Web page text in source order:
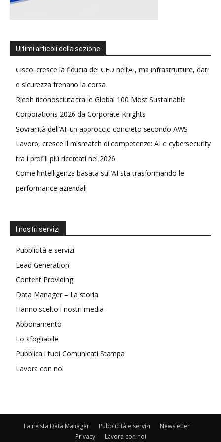
Ultimi articoli della sezione
Cisco: cresce la fiducia dei CEO nell’AI, ma infrastrutture, dati
e sicurezza frenano la corsa
Ricoh riconosciuta tra le Global 100 Most Sustainable
Corporations 2026 da Corporate Knights
Sovranità dell’AI: un approccio concreto secondo AWS
Lavoro, cresce il mismatch di competenze: AI e cybersecurity
tra i profili più ricercati nel 2026
Come l’intelligenza basata sull’AI sta trasformando le
performance aziendali
I nostri servizi
Pubblicità e servizi
Lead Generation
Content Providing
Data Manager – La storia
Hanno scelto i nostri media
Abbonamento
Lo sfogliabile
Pubblica i tuoi Comunicati Stampa
Lavora con noi
La rivista Data Manager Pubblicità e servizi
Newsletter
Privacy
Lavora con noi